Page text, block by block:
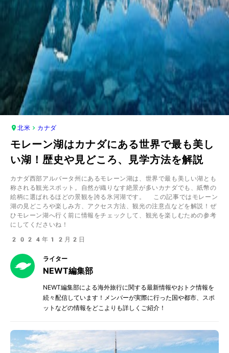
北米 カナダ
モレーン湖はカナダにある世界で最も美し
い湖！歴史や見どころ、見学方法を解説
カナダ西部アルバータ州にあるモレーン湖は、世界で最も美しい湖とも
称される観光スポット。自然が織りなす絶景が多いカナダでも、紙幣の
絵柄に選ばれるほどの景観を誇る氷河湖です。 この記事ではモレーン
湖の見どころや楽しみ方、アクセス方法、観光の注意点などを解説！ぜ
ひモレーン湖へ行く前に情報をチェックして、観光を楽しむための参考
にしてくださいね！
2024年12月2日
ライター
NEWT編集部
NEWT編集部による海外旅行に関する最新情報やおトク情報を
続々配信しています！メンバーが実際に行った国や都市、スポ
ットなどの情報をどこよりも詳しくご紹介！